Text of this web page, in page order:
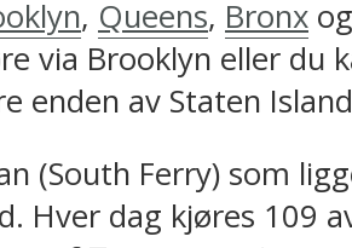
, Queens, Bronx
via Brooklyn eller du
enden av Staten
(South Ferry) som
Hver dag kjøres 109